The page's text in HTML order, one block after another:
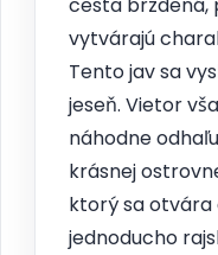
vytvárajú
Tento jav sa
jeseň. Vietor
náhodne
krásnej
ktorý sa otvára
jednoducho